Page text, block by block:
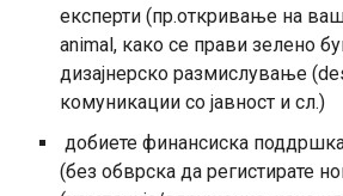
експерти (пр.откривање на
animal, како се прави зелено
дизајнерско размислување
комуникации со јавност и сл.)
добиете финансиска
(без обврска да регистирате